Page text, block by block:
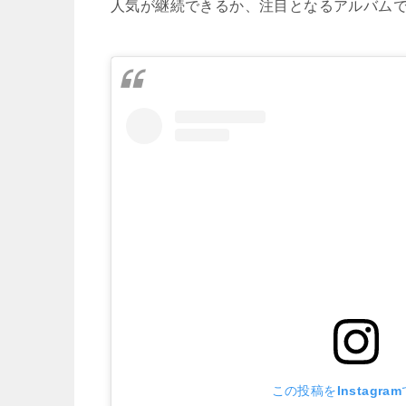
人気が継続できるか、注目となるアルバムで
この投稿をInstagram